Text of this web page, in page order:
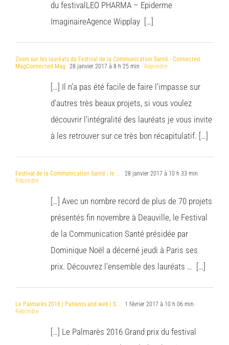
du festivalLEO PHARMA – Epiderme
ImaginaireAgence Wipplay […]
Zoom sur les lauréats du Festival de la Communication Santé - Connected
MagConnected Mag 28 janvier 2017 à 8 h 25 min - Répondre
[…] Il n’a pas été facile de faire l’impasse sur
d’autres très beaux projets, si vous voulez
découvrir l’intégralité des lauréats je vous invite
à les retrouver sur ce très bon récapitulatif. […]
Festival de la Communication Santé : le ... 28 janvier 2017 à 10 h 33 min -
Répondre
[…] Avec un nombre record de plus de 70 projets
présentés fin novembre à Deauville, le Festival
de la Communication Santé présidée par
Dominique Noël a décerné jeudi à Paris ses
prix. Découvrez l'ensemble des lauréats … […]
Le Palmarès 2016 | Patients and web | S... 1 février 2017 à 10 h 06 min -
Répondre
[…] Le Palmarès 2016 Grand prix du festival